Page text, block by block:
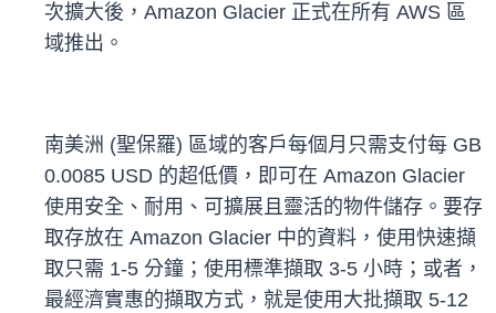
次擴大後，Amazon Glacier 正式在所有 AWS 區
域推出。
南美洲 (聖保羅) 區域的客戶每個月只需支付每 GB
0.0085 USD 的超低價，即可在 Amazon Glacier
使用安全、耐用、可擴展且靈活的物件儲存。要存
取存放在 Amazon Glacier 中的資料，使用快速擷
取只需 1-5 分鐘；使用標準擷取 3-5 小時；或者，
最經濟實惠的擷取方式，就是使用大批擷取 5-12